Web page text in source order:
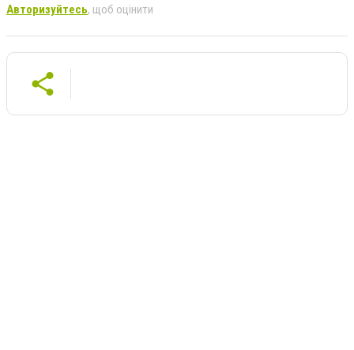
Авторизуйтесь, щоб оцінити